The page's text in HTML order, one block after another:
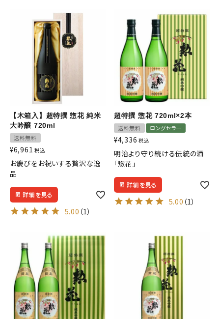
【木箱入】超特撰 惣花 純米
大吟醸 720ml
送料無料
¥6,961 税込
お慶びをお祝いする贅沢な逸
品
詳細を見る
5.00 （1）
超特撰 惣花 720ml×2本
送料無料
ロングセラー
¥4,336 税込
明治より守り続ける伝統の酒
「惣花」
詳細を見る
5.00 （1）